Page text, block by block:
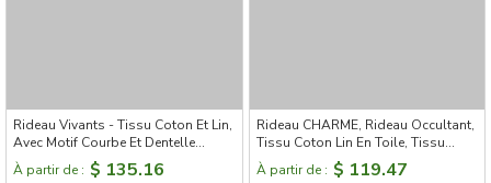
Rideau Vivants - Tissu Coton Et Lin,
Avec Motif Courbe Et Dentelle
Nacrée - 5 styles disponibles
À partir de : $ 135.16
Rideau CHARME, Rideau Occultant,
Tissu Coton Lin En Toile, Tissu
Jacquard de Luxe
À partir de : $ 119.47